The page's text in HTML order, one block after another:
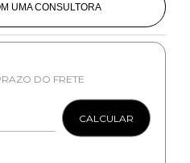
UMA CONSULTORA
DO FRETE
CALCULAR